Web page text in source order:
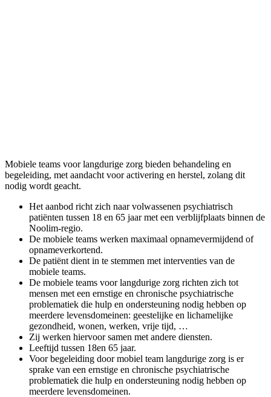
Mobiele teams voor langdurige zorg bieden behandeling en
begeleiding, met aandacht voor activering en herstel, zolang dit
nodig wordt geacht.
Het aanbod richt zich naar volwassenen psychiatrisch
patiënten tussen 18 en 65 jaar met een verblijfplaats binnen de
Noolim-regio.
De mobiele teams werken maximaal opnamevermijdend of
opnameverkortend.
De patiënt dient in te stemmen met interventies van de
mobiele teams.
De mobiele teams voor langdurige zorg richten zich tot
mensen met een ernstige en chronische psychiatrische
problematiek die hulp en ondersteuning nodig hebben op
meerdere levensdomeinen: geestelijke en lichamelijke
gezondheid, wonen, werken, vrije tijd, …
Zij werken hiervoor samen met andere diensten.
Leeftijd tussen 18en 65 jaar.
Voor begeleiding door mobiel team langdurige zorg is er
sprake van een ernstige en chronische psychiatrische
problematiek die hulp en ondersteuning nodig hebben op
meerdere levensdomeinen.